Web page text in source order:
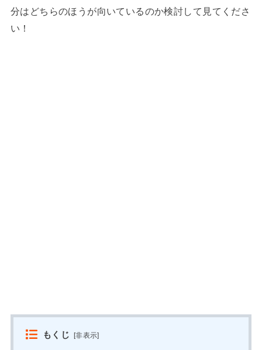
分はどちらのほうが向いているのか検討して見てくださ
い！
もくじ [非表示]